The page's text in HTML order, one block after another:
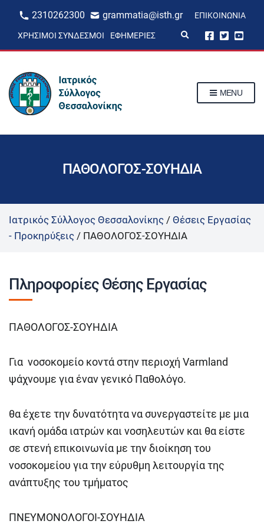
2310262300 grammatia@isth.gr ΕΠΙΚΟΙΝΩΝΊΑ
ΧΡΉΣΙΜΟΙ ΣΎΝΔΕΣΜΟΙ ΕΦΗΜΕΡΊΕΣ
p
MENU
ΠΑΘΟΛΟΓΟΣ-ΣΟΥΗΔΙΑ
Ιατρικός Σύλλογος Θεσσαλονίκης / Θέσεις Εργασίας
- Προκηρύξεις / ΠΑΘΟΛΟΓΟΣ-ΣΟΥΗΔΙΑ
Πληροφορίες Θέσης Εργασίας
ΠΑΘΟΛΟΓΟΣ-ΣΟΥΗΔΙΑ
Για νοσοκομείο κοντά στην περιοχή Varmland
ψάχνουμε για έναν γενικό Παθολόγο.
θα έχετε την δυνατότητα να συνεργαστείτε με μια
ικανή ομάδα ιατρών και νοσηλευτών και θα είστε
σε στενή επικοινωνία με την διοίκηση του
νοσοκομείου για την εύρυθμη λειτουργία της
ανάπτυξης του τμήματος
ΠΝΕΥΜΟΝΟΛΟΓΟΙ-ΣΟΥΗΔΙΑ